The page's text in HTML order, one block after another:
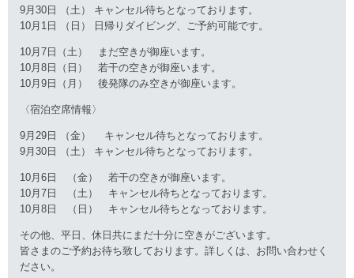
9月30日 （土） キャンセル待ちとなっております。
10月1日 （日） 日帰りダイビング、ご予約可能です。
10月7日（土） まだ空きが御座います。
10月8日（日） 若干の空きが御座います。
10月9日（月） 後発隊のみ空きが御座います。
〈宿泊空席情報〉
9月29日 （金） キャンセル待ちとなっております。
9月30日 （土） キャンセル待ちとなっております。
10月6日 （金） 若干の空きが御座います。
10月7日 （土） キャンセル待ちとなっております。
10月8日 （日） キャンセル待ちとなっております。
その他、平日、休日共にまだ十分に空きがございます。
皆さまのご予約お待ち致しております。詳しくは、お問い合わせく
ださい。